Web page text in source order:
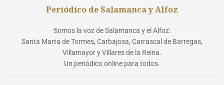
Periódico de Salamanca y Alfoz
Somos la voz de Salamanca y el Alfoz.
Santa Marta de Tormes, Carbajosa, Carrascal de Barregas,
Villamayor y Villares de la Reina.
Un periódico online para todos.